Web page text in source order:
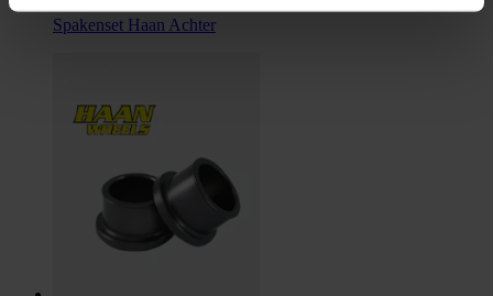
Spakenset Haan Achter